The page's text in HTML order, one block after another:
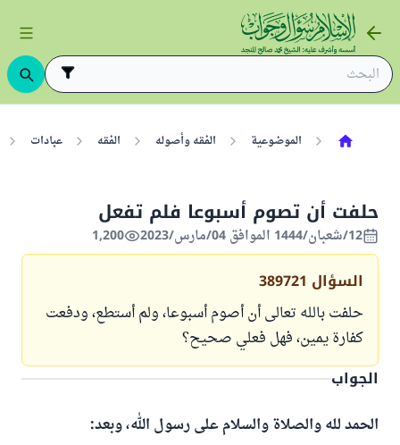
الموضوعية الفقه وأصوله الفقه عبادات
حلفت أن تصوم أسبوعا فلم تفعل
12/شعبان/1444 الموافق 04/مارس/2023 1,200
السؤال 389721
حلفت بالله تعالى أن أصوم أسبوعا، ولم أستطع، ودفعت
كفارة يمين، فهل فعلي صحيح؟
الجواب
الحمد لله والصلاة والسلام على رسول الله، وبعد: